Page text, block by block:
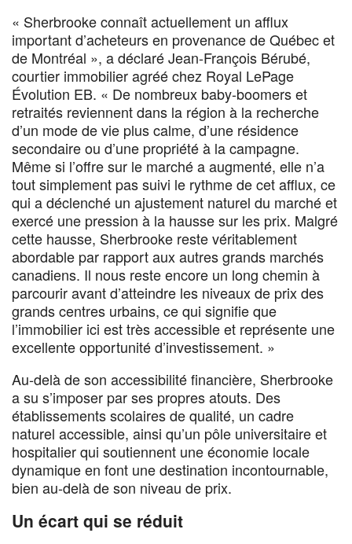
« Sherbrooke connaît actuellement un afflux
important d’acheteurs en provenance de Québec et
de Montréal », a déclaré Jean-François Bérubé,
courtier immobilier agréé chez Royal LePage
Évolution EB. « De nombreux baby-boomers et
retraités reviennent dans la région à la recherche
d’un mode de vie plus calme, d’une résidence
secondaire ou d’une propriété à la campagne.
Même si l’offre sur le marché a augmenté, elle n’a
tout simplement pas suivi le rythme de cet afflux, ce
qui a déclenché un ajustement naturel du marché et
exercé une pression à la hausse sur les prix. Malgré
cette hausse, Sherbrooke reste véritablement
abordable par rapport aux autres grands marchés
canadiens. Il nous reste encore un long chemin à
parcourir avant d’atteindre les niveaux de prix des
grands centres urbains, ce qui signifie que
l’immobilier ici est très accessible et représente une
excellente opportunité d’investissement. »
Au-delà de son accessibilité financière, Sherbrooke
a su s’imposer par ses propres atouts. Des
établissements scolaires de qualité, un cadre
naturel accessible, ainsi qu’un pôle universitaire et
hospitalier qui soutiennent une économie locale
dynamique en font une destination incontournable,
bien au-delà de son niveau de prix.
Un écart qui se réduit